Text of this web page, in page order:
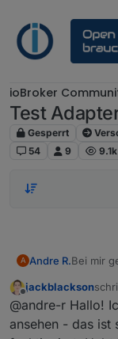
ioBroker
Test
Gesperrt
54
9 9.1k
A Andre R.Bei mir
Offline
jackblackson
@andre-r Hallo!
ansehen - das ist